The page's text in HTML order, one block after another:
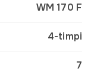
WM 170 F
4-timpi
7